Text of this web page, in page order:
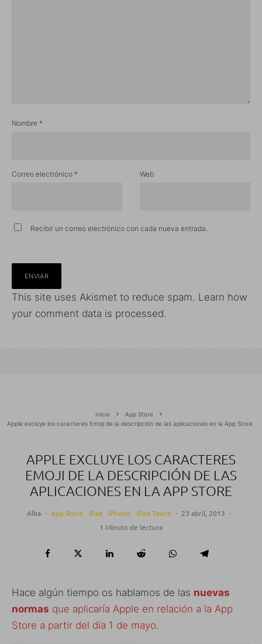
Nombre *
Correo electrónico * Web
Recibir un correo electrónico con cada nueva entrada.
This site uses Akismet to reduce spam. Learn how
your comment data is processed.
Inicio
App Store
Apple excluye los caracteres Emoji de la descripción de las aplicaciones en la App Store
APPLE EXCLUYE LOS CARACTERES
EMOJI DE LA DESCRIPCIÓN DE LAS
APLICACIONES EN LA APP STORE
Alba · App Store iPad iPhone iPod Touch · 23 abril, 2013 ·
1 Minuto de lectura
Hace algún tiempo os hablamos de las nuevas
normas que aplicaría Apple en relación a la App
Store a partir del día 1 de mayo.